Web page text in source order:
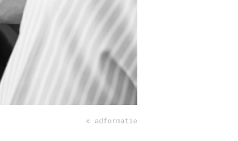
© adformatie